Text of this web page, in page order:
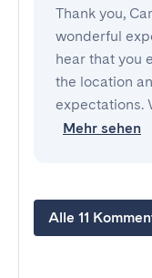
Thank you,
wonderful
hear that you
the location
expectations.
Mehr sehen
Alle 11